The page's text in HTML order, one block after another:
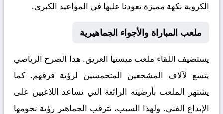
الكروية نكهة مميزة تعودنا عليها في المواعيد الكبرى.
ملعب المباراة والأجواء الجماهيرية
يستضيف اللقاء ملعب ميستيا العريق. هذا الصرح الرياضي
يتسع لآلاف المشجعين المتحمسين لرؤية فرقهم. كما
يشتهر الملعب بأرضيته الرائعة التي تساعد اللاعبين على
الإبداع الفني. ولهذا السبب، تترقب الجماهير رؤية نجومها